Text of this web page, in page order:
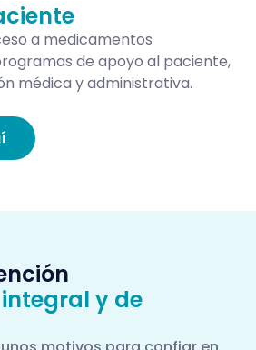
a medicamentos
de apoyo al paciente,
médica y administrativa.
y de